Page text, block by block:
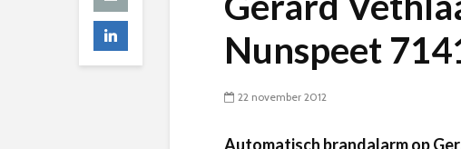
Nunspeet
22 november 2012
Automatisch brandalarm op